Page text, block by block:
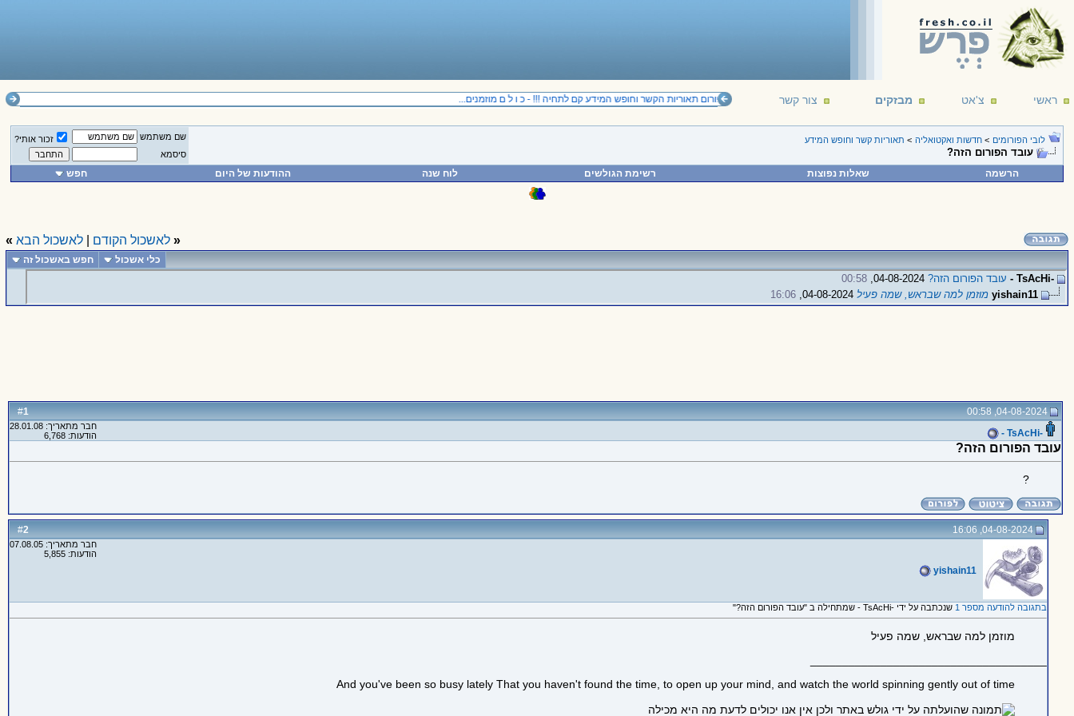
ראשי צ'אט מבזקים צור קשר פורום תאוריות הקשר וחופש המידע קם לתחיה !!! - כ ו ל ם מוזמנים...
לובי הפורומים > חדשות ואקטואליה > תאוריות קשר וחופש המידע
עובד הפורום הזה?
שם משתמש
זכור אותי?
סיסמא
הרשמה שאלות נפוצות רשימת הגולשים לוח שנה ההודעות של היום חפש
« לאשכול הקודם לאשכול הבא »
כלי אשכול חפש באשכול זה
-TsAcHi - עובד הפורום הזה?04-08-2024,
00:58
yishain11 מוזמן למה שבראש, שמה פעיל04-08-2024,
16:06
#
1
04-08-2024, 00:58
-TsAcHi -
חבר מתאריך: 28.01.08
הודעות: 6,768
עובד הפורום הזה?
?
#
2 04-08-2024, 16:06
yishain11
חבר מתאריך: 07.08.05
הודעות: 5,855
בתגובה להודעה מספר 1 שנכתבה על ידי -TsAcHi - שמתחילה ב "עובד הפורום הזה?"
מוזמן למה שבראש, שמה פעיל
And you've been so busy lately That you haven't found the time, to open up your mind, and watch the world spinning gently out of time